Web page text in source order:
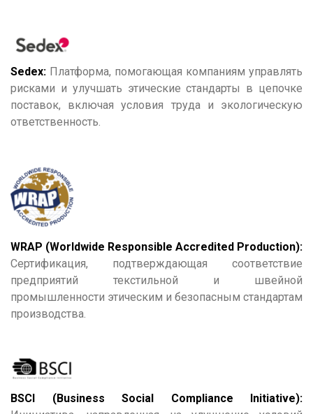
Sedex: Платформа, помогающая компаниям управлять
рисками и улучшать этические стандарты в цепочке
поставок, включая условия труда и экологическую
ответственность.
WRAP (Worldwide Responsible Accredited Production):
Сертификация, подтверждающая соответствие
предприятий текстильной и швейной
промышленности этическим и безопасным стандартам
производства.
BSCI (Business Social Compliance Initiative):